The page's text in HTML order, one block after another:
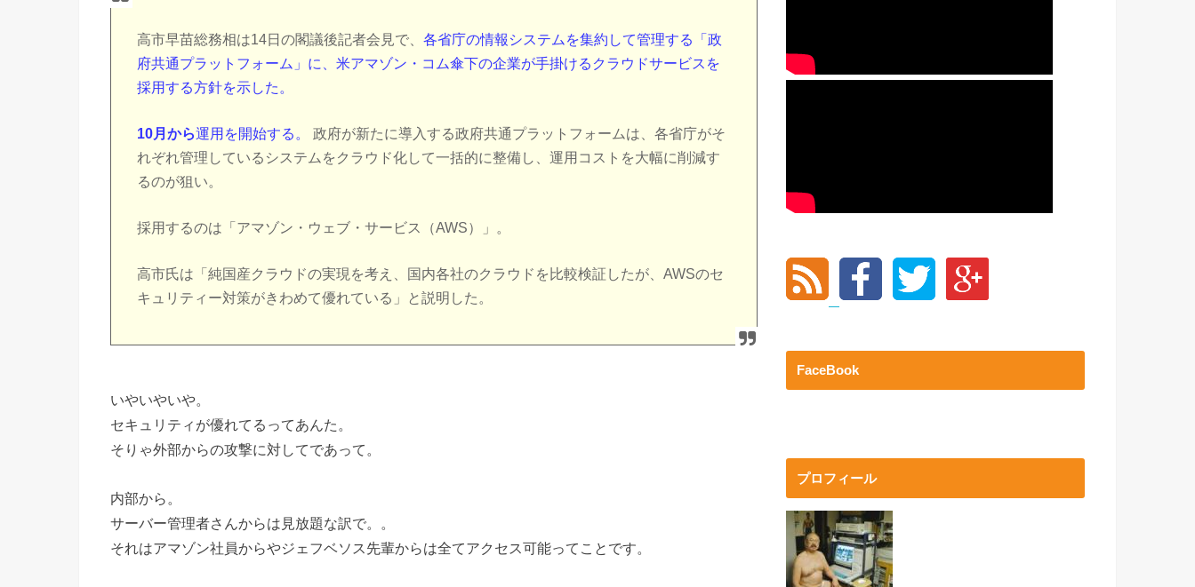
高市早苗総務相は14日の閣議後記者会見で、各省庁の情報システムを集約して管理する「政
府共通プラットフォーム」に、米アマゾン・コム傘下の企業が手掛けるクラウドサービスを
採用する方針を示した。
10月から運用を開始する。
政府が新たに導入する政府共通プラットフォームは、各省庁がそ
れぞれ管理しているシステムをクラウド化して一括的に整備し、運用コストを大幅に削減す
るのが狙い。
採用するのは「アマゾン・ウェブ・サービス（AWS）」。
高市氏は「純国産クラウドの実現を考え、国内各社のクラウドを比較検証したが、AWSのセ
キュリティー対策がきわめて優れている」と説明した。
いやいやいや。
セキュリティが優れてるってあんた。
そりゃ外部からの攻撃に対してであって。
内部から。
サーバー管理者さんからは見放題な訳で。。
それはアマゾン社員からやジェフベソス先輩からは全てアクセス可能ってことです。
FaceBook
プロフィール